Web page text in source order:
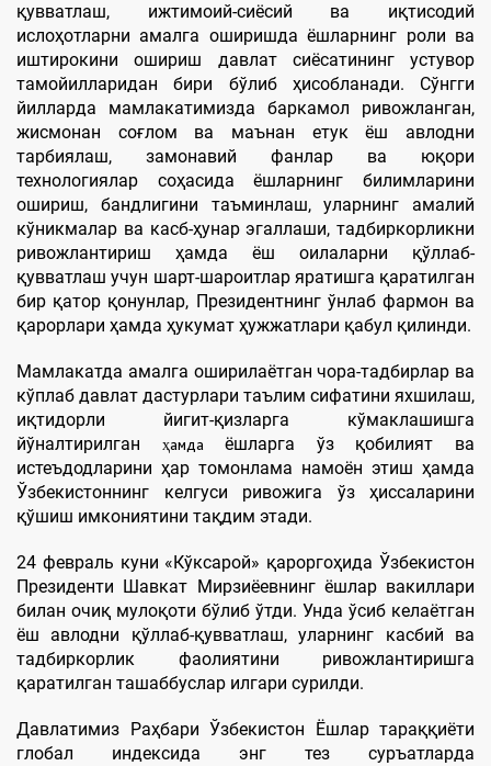
қувватлаш, ижтимоий-сиёсий ва иқтисодий
ислоҳотларни амалга оширишда ёшларнинг роли ва
иштирокини ошириш давлат сиёсатининг устувор
тамойилларидан бири бўлиб ҳисобланади. Сўнгги
йилларда мамлакатимизда баркамол ривожланган,
жисмонан соғлом ва маънан етук ёш авлодни
тарбиялаш, замонавий фанлар ва юқори
технологиялар соҳасида ёшларнинг билимларини
ошириш, бандлигини таъминлаш, уларнинг амалий
кўникмалар ва касб-ҳунар эгаллаши, тадбиркорликни
ривожлантириш ҳамда ёш оилаларни қўллаб-
қувватлаш учун шарт-шароитлар яратишга қаратилган
бир қатор қонунлар, Президентнинг ўнлаб фармон ва
қарорлари ҳамда ҳукумат ҳужжатлари қабул қилинди.
Мамлакатда амалга оширилаётган чора-тадбирлар ва
кўплаб давлат дастурлари таълим сифатини яхшилаш,
иқтидорли йигит-қизларга кўмаклашишга
йўналтирилган
ҳамда
ёшларга ўз қобилият ва
истеъдодларини ҳар томонлама намоён этиш ҳамда
Ўзбекистоннинг келгуси ривожига ўз ҳиссаларини
қўшиш имкониятини тақдим этади.
24 февраль куни «Кўксарой» қароргоҳида Ўзбекистон
Президенти Шавкат Мирзиёевнинг ёшлар вакиллари
билан очиқ мулоқоти бўлиб ўтди. Унда ўсиб келаётган
ёш авлодни қўллаб-қувватлаш, уларнинг касбий ва
тадбиркорлик фаолиятини ривожлантиришга
қаратилган ташаббуслар илгари сурилди.
Давлатимиз Раҳбари Ўзбекистон Ёшлар тараққиёти
глобал индексида энг тез суръатларда